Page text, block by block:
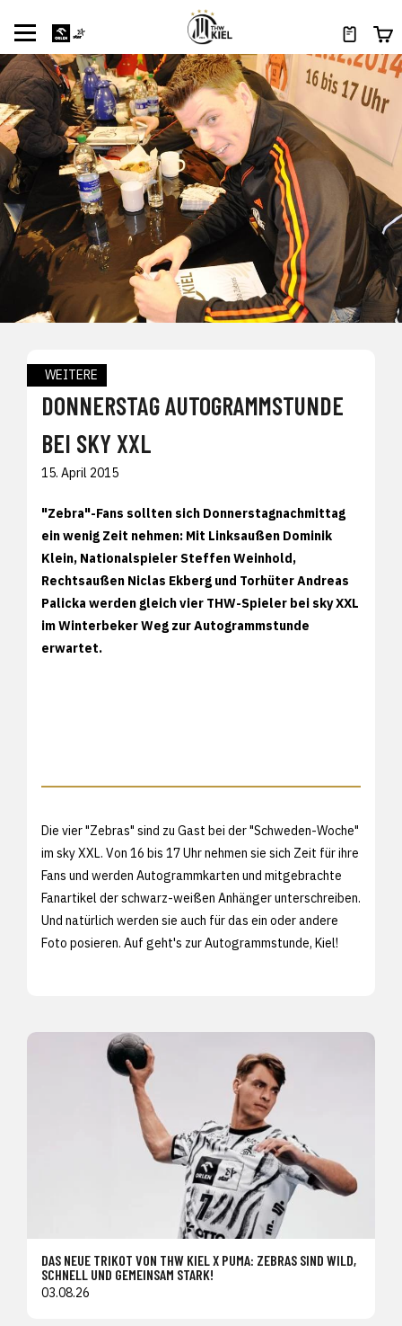
WEITERE
DONNERSTAG AUTOGRAMMSTUNDE
BEI SKY XXL
15. April 2015
"Zebra"-Fans sollten sich Donnerstagnachmittag
ein wenig Zeit nehmen: Mit Linksaußen Dominik
Klein, Nationalspieler Steffen Weinhold,
Rechtsaußen Niclas Ekberg und Torhüter Andreas
Palicka werden gleich vier THW-Spieler bei sky XXL
im Winterbeker Weg zur Autogrammstunde
erwartet.
Die vier "Zebras" sind zu Gast bei der "Schweden-Woche"
im sky XXL. Von 16 bis 17 Uhr nehmen sie sich Zeit für ihre
Fans und werden Autogrammkarten und mitgebrachte
Fanartikel der schwarz-weißen Anhänger unterschreiben.
Und natürlich werden sie auch für das ein oder andere
Foto posieren. Auf geht's zur Autogrammstunde, Kiel!
DAS NEUE TRIKOT VON THW KIEL X PUMA: ZEBRAS SIND WILD,
SCHNELL UND GEMEINSAM STARK!
03.08.26